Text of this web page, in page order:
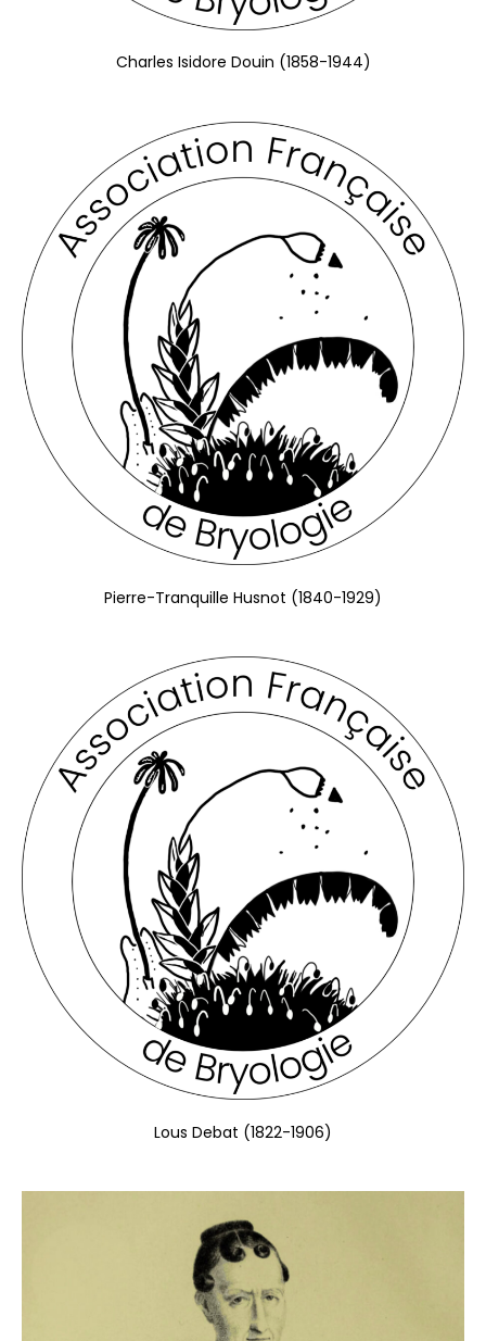
Charles Isidore Douin (1858-1944)
Pierre-Tranquille Husnot (1840-1929)
Lous Debat (1822-1906)